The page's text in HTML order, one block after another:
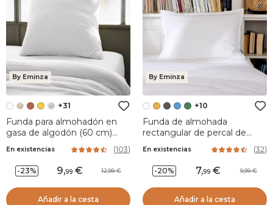
By Eminza
+31
Funda para almohadón en
gasa de algodón (60 cm)
En existencias (103)
-23% 9,99 12,99
Añadir a la cesta
By Eminza
+10
Funda de almohada
rectangular de percal de
algodón (70 cm) Cali Blanco
En existencias (32)
-20% 7,99 9,99
Añadir a la cesta